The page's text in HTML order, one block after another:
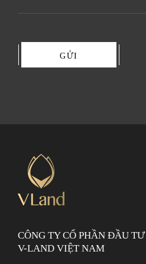
GỬI
CÔNG TY CỔ PHẦN ĐẦU
V-LAND VIỆT NAM